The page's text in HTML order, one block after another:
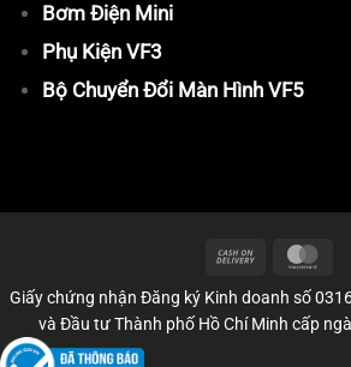
Bơm Điện Mini
Phụ Kiện VF3
Bộ Chuyển Đổi Màn Hình VF5
Giấy chứng nhận Đăng ký Kinh doanh số
và Đầu tư Thành phố Hồ Chí Minh cấp